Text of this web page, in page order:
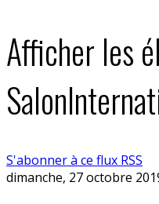
Afficher les
S'abonner à ce flux RSS
dimanche, 27 octobre